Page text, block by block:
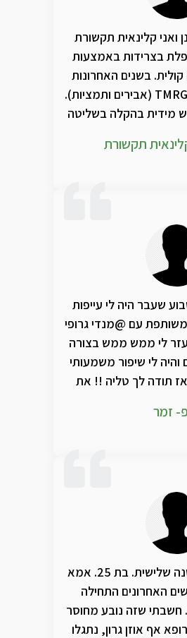
ואני קלינאית תקשורת
בצרידות באמצעות
קולית. בשנים האחרונות
התוודעתי למוצרים ל TMRG (אבירים ותמציות).
מידית בהקלה בשליטה
ומשמעותית לטיפול
תקשורת
שעבר היה לי עייפות
עם @מנדי גרופי
לי ממש ממש בצורה
לי שיפור משמעותי
תודה לך טליה !! את
אדם מדהים ❣
זמר
אני גננת במקצועי. שנה שלישית. בת 25. אמא
האחרונים התחילה
חשבתי שזה נובע מחוסר
אף אוזן גרון, נתגלו